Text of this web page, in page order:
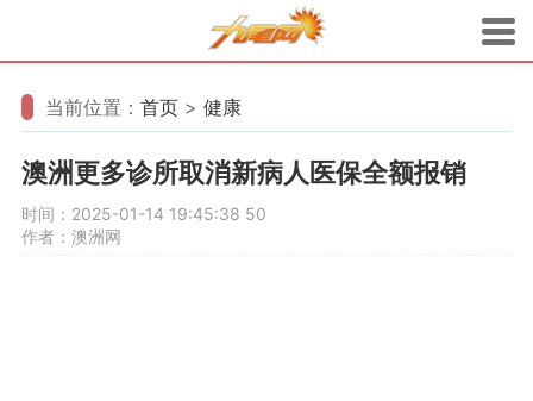
当前位置： 首页 > 健康
澳洲更多诊所取消新病人医保全额报销
时间：2025-01-14 19:45:38 50
作者：澳洲网